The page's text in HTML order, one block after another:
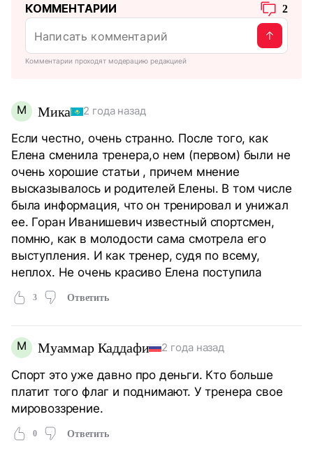
КОММЕНТАРИИ 2
Комментарии проходят модерацию редакцией
М Мика 2 года назад
Если честно, очень странно. После того, как
Елена сменила тренера,о нем (первом) были не
очень хорошие статьи , причем мнение
высказывалось и родителей Елены. В том числе
была информация, что он тренировал и унижал
ее. Горан Иванишевич известный спортсмен,
помню, как в молодости сама смотрела его
выступления. И как тренер, судя по всему,
неплох. Не очень красиво Елена поступила
3 Ответить
М Муаммар Каддафи 2 года назад
Спорт это уже давно про деньги. Кто больше
платит того флаг и поднимают. У тренера свое
мировоззрение.
0 Ответить